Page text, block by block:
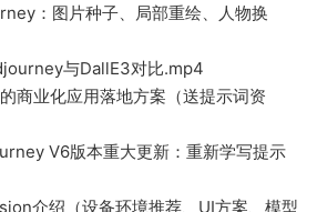
：图片种子、局部重绘、人物换
与DallE3对比.mp4
商业化应用落地方案（送提示词资
V6版本重大更新：重新学写提示
介绍（设备环境推荐、UI方案、模型